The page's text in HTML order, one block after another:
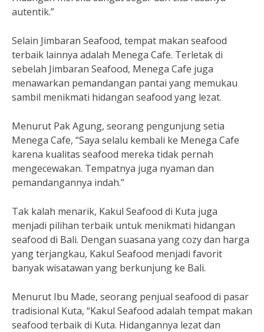
autentik.”
Selain Jimbaran Seafood, tempat makan seafood
terbaik lainnya adalah Menega Cafe. Terletak di
sebelah Jimbaran Seafood, Menega Cafe juga
menawarkan pemandangan pantai yang memukau
sambil menikmati hidangan seafood yang lezat.
Menurut Pak Agung, seorang pengunjung setia
Menega Cafe, “Saya selalu kembali ke Menega Cafe
karena kualitas seafood mereka tidak pernah
mengecewakan. Tempatnya juga nyaman dan
pemandangannya indah.”
Tak kalah menarik, Kakul Seafood di Kuta juga
menjadi pilihan terbaik untuk menikmati hidangan
seafood di Bali. Dengan suasana yang cozy dan harga
yang terjangkau, Kakul Seafood menjadi favorit
banyak wisatawan yang berkunjung ke Bali.
Menurut Ibu Made, seorang penjual seafood di pasar
tradisional Kuta, “Kakul Seafood adalah tempat makan
seafood terbaik di Kuta. Hidangannya lezat dan